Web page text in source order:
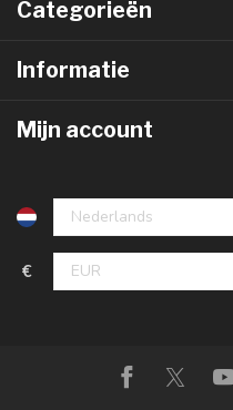
Categorieën
Informatie
Mijn account
€